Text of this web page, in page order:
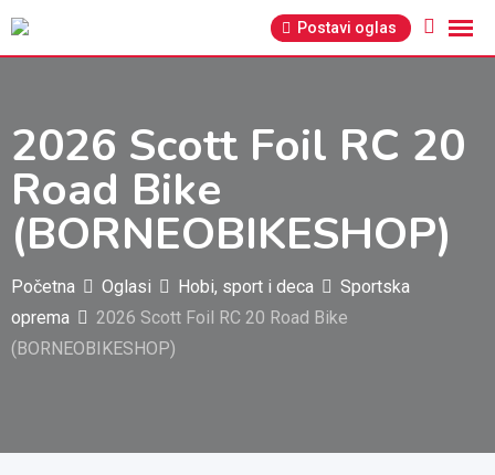
Pređi
Postavi oglas
2026 Scott Foil RC 20
Road Bike
(BORNEOBIKESHOP)
Početna Oglasi Hobi, sport i deca
Sportska
oprema
2026 Scott Foil RC 20 Road Bike
(BORNEOBIKESHOP)